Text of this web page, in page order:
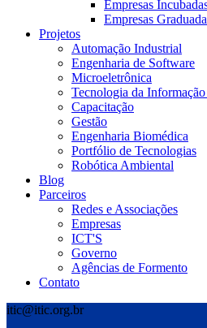
Empresas
Empresas
Projetos
Automação Industrial
Engenharia de Software
Microeletrônica
Tecnologia da
Capacitação
Gestão
Engenharia Biomédica
Portfólio de Tecnologias
Robótica Ambiental
Blog
Parceiros
Redes e Associações
Empresas
ICT'S
Governo
Agências de Formento
Contato
itic@itic.org.br